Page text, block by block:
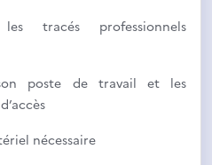
tracés professionnels
poste de travail et les
nécessaire